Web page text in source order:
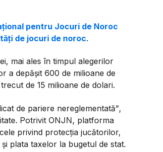
pentru Jocuri de Noroc
de jocuri de noroc.
mai ales în timpul alegerilor
a depășit 600 de milioane de
de 15 milioane de dolari.
de pariere nereglementată”,
Potrivit ONJN, platforma
privind protecția jucătorilor,
plata taxelor la bugetul de stat.